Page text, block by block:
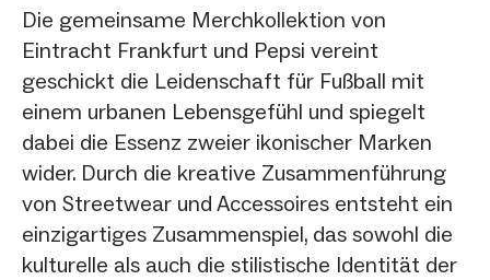
Die gemeinsame Merchkollektion von
Eintracht Frankfurt und Pepsi vereint
geschickt die Leidenschaft für Fußball mit
einem urbanen Lebensgefühl und spiegelt
dabei die Essenz zweier ikonischer Marken
wider. Durch die kreative Zusammenführung
von Streetwear und Accessoires entsteht ein
einzigartiges Zusammenspiel, das sowohl die
kulturelle als auch die stilistische Identität der